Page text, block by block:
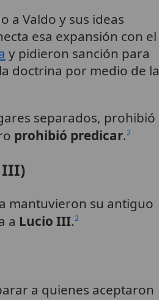
a Valdo y sus ideas
esa expansión con el
y pidieron sanción para
doctrina por medio de la
separados, prohibió
prohibió predicar.2
III)
mantuvieron su antiguo
a Lucio III.2
a quienes aceptaron